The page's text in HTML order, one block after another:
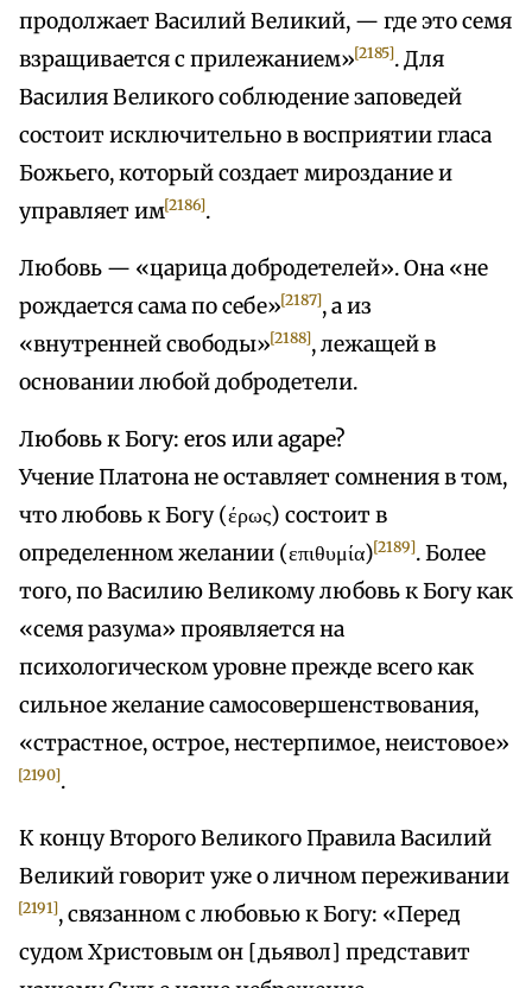
продолжает Василий Великий, — где это семя
взращивается с прилежанием»[2185]. Для
Василия Великого соблюдение заповедей
состоит исключительно в восприятии гласа
Божьего, который создает мироздание и
управляет им[2186].
Любовь — «царица добродетелей». Она «не
рождается сама по себе»[2187], а из
«внутренней свободы»[2188], лежащей в
основании любой добродетели.
Любовь к Богу: eros или agape?
Учение Платона не оставляет сомнения в том,
что любовь к Богу (έρως) состоит в
определенном желании (επιθυμία)[2189]. Более
того, по Василию Великому любовь к Богу как
«семя разума» проявляется на
психологическом уровне прежде всего как
сильное желание самосовершенствования,
«страстное, острое, нестерпимое, неистовое»
[2190].
К концу Второго Великого Правила Василий
Великий говорит уже о личном переживании
[2191], связанном с любовью к Богу: «Перед
судом Христовым он [дьявол] представит